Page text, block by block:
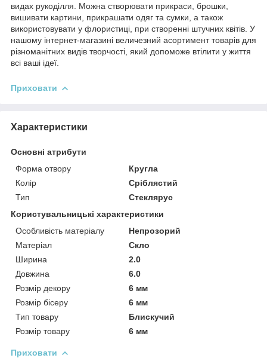
видах рукоділля. Можна створювати прикраси, брошки,
вишивати картини, прикрашати одяг та сумки, а також
використовувати у флористиці, при створенні штучних квітів. У
нашому інтернет-магазині величезний асортимент товарів для
різноманітних видів творчості, який допоможе втілити у життя
всі ваші ідеї.
Приховати
Характеристики
Основні атрибути
Форма отвору
Кругла
Колір
Сріблястий
Тип
Стеклярус
Користувальницькі характеристики
Особливість матеріалу
Непрозорий
Матеріал
Скло
Ширина
2.0
Довжина
6.0
Розмір декору
6 мм
Розмір бісеру
6 мм
Тип товару
Блискучий
Розмір товару
6 мм
Приховати